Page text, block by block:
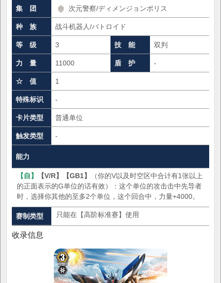
集 团 次元警察/ディメンジョンポリス
种 族 战斗机器人/バトロイド
等 级 3 技 能 双判
力 量 11000 盾 护 -
☆ 值 1
特殊标识 -
卡片类型 普通单位
触发类型 -
能力
【自】 【V/R】 【GB1】
（你的V以及时空区中合计有1张以上
的正面表示的G单位的话有效）：这个单位的攻击击中先导者
时，选择你其他的至多2个单位，这个回合中，力量+4000。
赛制类型 只能在【高阶标准赛】使用
收录信息